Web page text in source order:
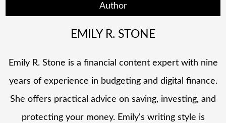
Author
EMILY R. STONE
Emily R. Stone is a financial content expert with nine
years of experience in budgeting and digital finance.
She offers practical advice on saving, investing, and
protecting your money. Emily's writing style is